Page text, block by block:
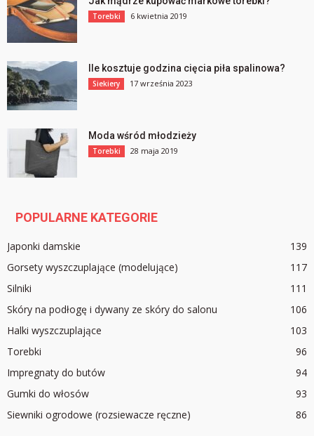
Torebki 6 kwietnia 2019
Ile kosztuje godzina cięcia piła spalinowa?
Siekiery 17 września 2023
Moda wśród młodzieży
Torebki 28 maja 2019
POPULARNE KATEGORIE
Japonki damskie
139
Gorsety wyszczuplające (modelujące)
117
Silniki
111
Skóry na podłogę i dywany ze skóry do salonu
106
Halki wyszczuplające
103
Torebki
96
Impregnaty do butów
94
Gumki do włosów
93
Siewniki ogrodowe (rozsiewacze ręczne)
86